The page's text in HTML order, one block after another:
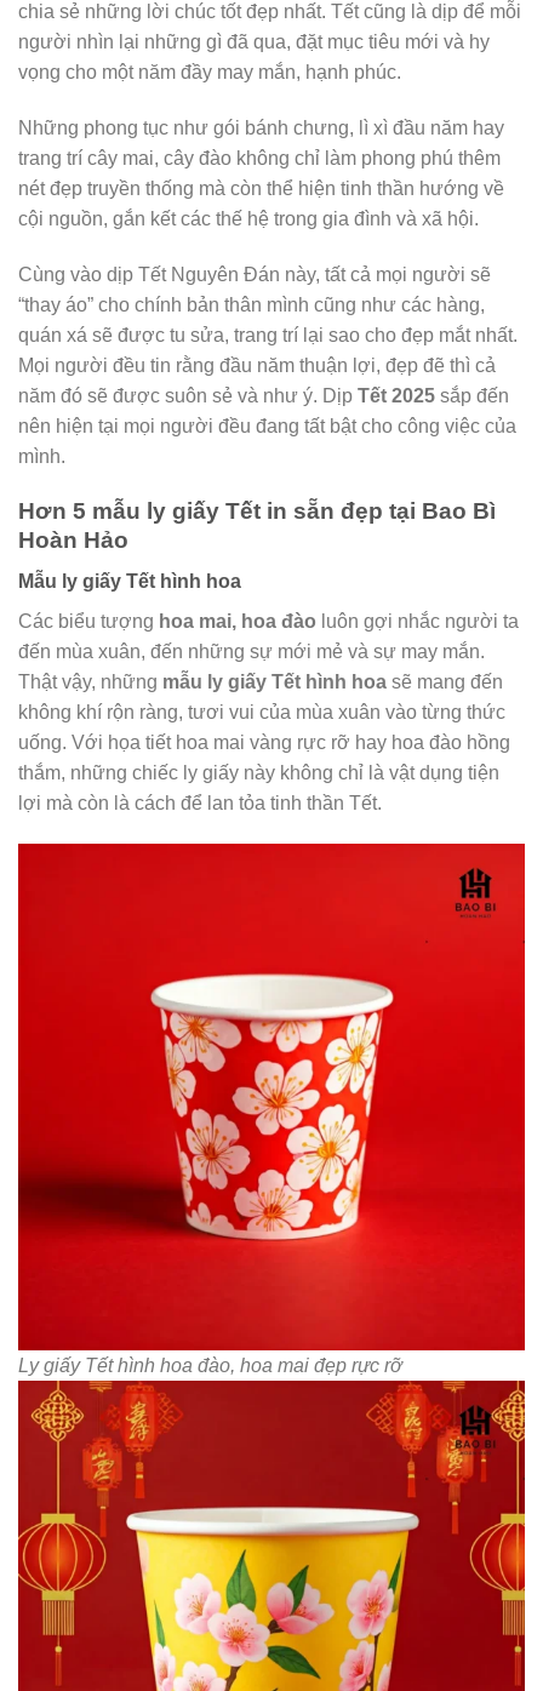
chia sẻ những lời chúc tốt đẹp nhất. Tết cũng là dịp để mỗi
người nhìn lại những gì đã qua, đặt mục tiêu mới và hy
vọng cho một năm đầy may mắn, hạnh phúc.
Những phong tục như gói bánh chưng, lì xì đầu năm hay
trang trí cây mai, cây đào không chỉ làm phong phú thêm
nét đẹp truyền thống mà còn thể hiện tinh thần hướng về
cội nguồn, gắn kết các thế hệ trong gia đình và xã hội.
Cùng vào dịp Tết Nguyên Đán này, tất cả mọi người sẽ
“thay áo” cho chính bản thân mình cũng như các hàng,
quán xá sẽ được tu sửa, trang trí lại sao cho đẹp mắt nhất.
Mọi người đều tin rằng đầu năm thuận lợi, đẹp đẽ thì cả
năm đó sẽ được suôn sẻ và như ý. Dịp Tết 2025 sắp đến
nên hiện tại mọi người đều đang tất bật cho công việc của
mình.
Hơn 5 mẫu ly giấy Tết in sẵn đẹp tại Bao Bì
Hoàn Hảo
Mẫu ly giấy Tết hình hoa
Các biểu tượng hoa mai, hoa đào luôn gợi nhắc người ta
đến mùa xuân, đến những sự mới mẻ và sự may mắn.
Thật vậy, những mẫu ly giấy Tết hình hoa sẽ mang đến
không khí rộn ràng, tươi vui của mùa xuân vào từng thức
uống. Với họa tiết hoa mai vàng rực rỡ hay hoa đào hồng
thắm, những chiếc ly giấy này không chỉ là vật dụng tiện
lợi mà còn là cách để lan tỏa tinh thần Tết.
Ly giấy Tết hình hoa đào, hoa mai đẹp rực rỡ